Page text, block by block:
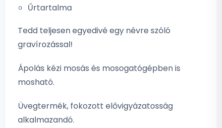
Űrtartalma
Tedd teljesen egyedivé egy névre szóló
gravírozással!
Ápolás kézi mosás és mosogatógépben is
mosható.
Üvegtermék, fokozott elővigyázatosság
alkalmazandó.